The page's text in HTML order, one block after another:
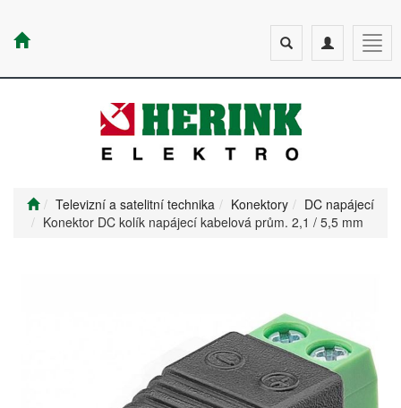
Toggle
navigation
Toggle
search
Televizní a satelitní technika Konektory
DC napájecí
Konektor DC kolík napájecí kabelová prům. 2,1 / 5,5 mm